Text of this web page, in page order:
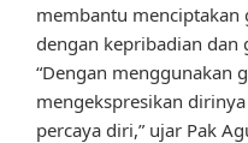
membantu menciptakan
dengan kepribadian dan
“Dengan menggunakan
mengekspresikan
percaya diri,” ujar Pak